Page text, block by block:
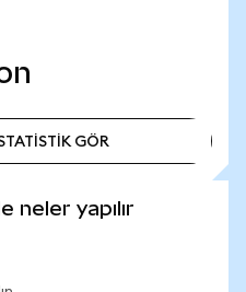
GÖR
neler yapılır